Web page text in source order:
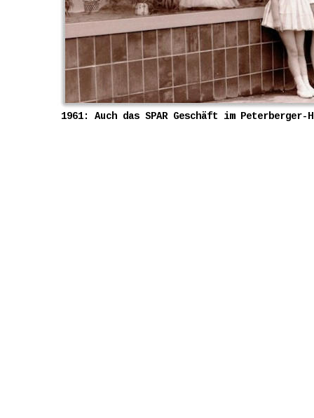
1961: Auch das SPAR Geschäft im